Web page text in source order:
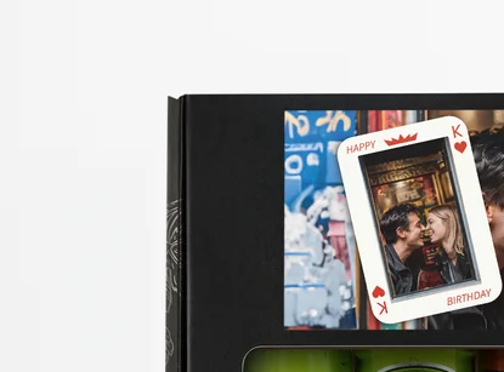
Montag - Freitag : 8:30 - 17:00 Uhr
Samstag - Sonntag : 8:30 - 13:00 Uhr